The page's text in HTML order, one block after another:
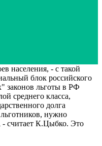
населения, - с такой
блок российского
законов льготы в РФ
среднего класса,
долга
нужно
- считает К.Цыбко. Это